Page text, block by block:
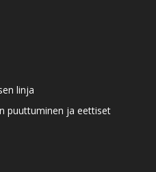
linja
puuttuminen ja eettiset